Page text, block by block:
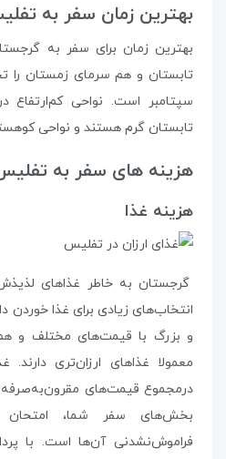
بهترین زمان سفر به
بهترین زمان برای سفر به
تابستان و هم سرمای زمستان را
سپتامبر است. نواحی کم‌ارتفاع
تابستان گرم هستند و نواحی
هزینه‌ های سفر به
هزینه‌ غذا
گرجستان به خاطر غذاهای
انتخاب‌های زیادی برای غذا خوردن
و بزرگ با قیمت‌های مختلف و
معمولا غذاهای ارزان‌تری
درمجموع قیمت‌های
بخش‌های سفر شما،